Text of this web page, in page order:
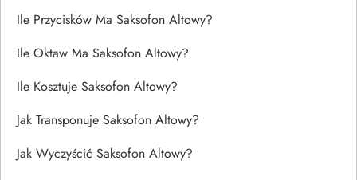
Ile Przycisków Ma Saksofon Altowy?
Ile Oktaw Ma Saksofon Altowy?
Ile Kosztuje Saksofon Altowy?
Jak Transponuje Saksofon Altowy?
Jak Wyczyścić Saksofon Altowy?